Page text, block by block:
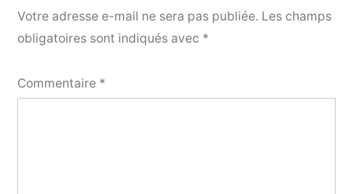
Votre adresse e-mail ne sera pas publiée. Les champs
obligatoires sont indiqués avec *
Commentaire *